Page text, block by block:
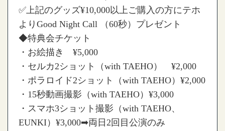
✅上記のグッズ¥10,000以上ご購入の方にテホ
よりGood Night Call （60秒）プレゼント
◆特典会チケット
・お絵描き ¥5,000
・セルカ2ショット（with TAEHO） ¥2,000
・ポラロイド2ショット（with TAEHO）¥2,000
・15秒動画撮影（with TAEHO）¥3,000
・スマホ3ショット撮影（with TAEHO、
EUNKI）¥3,000➡両日2回目公演のみ